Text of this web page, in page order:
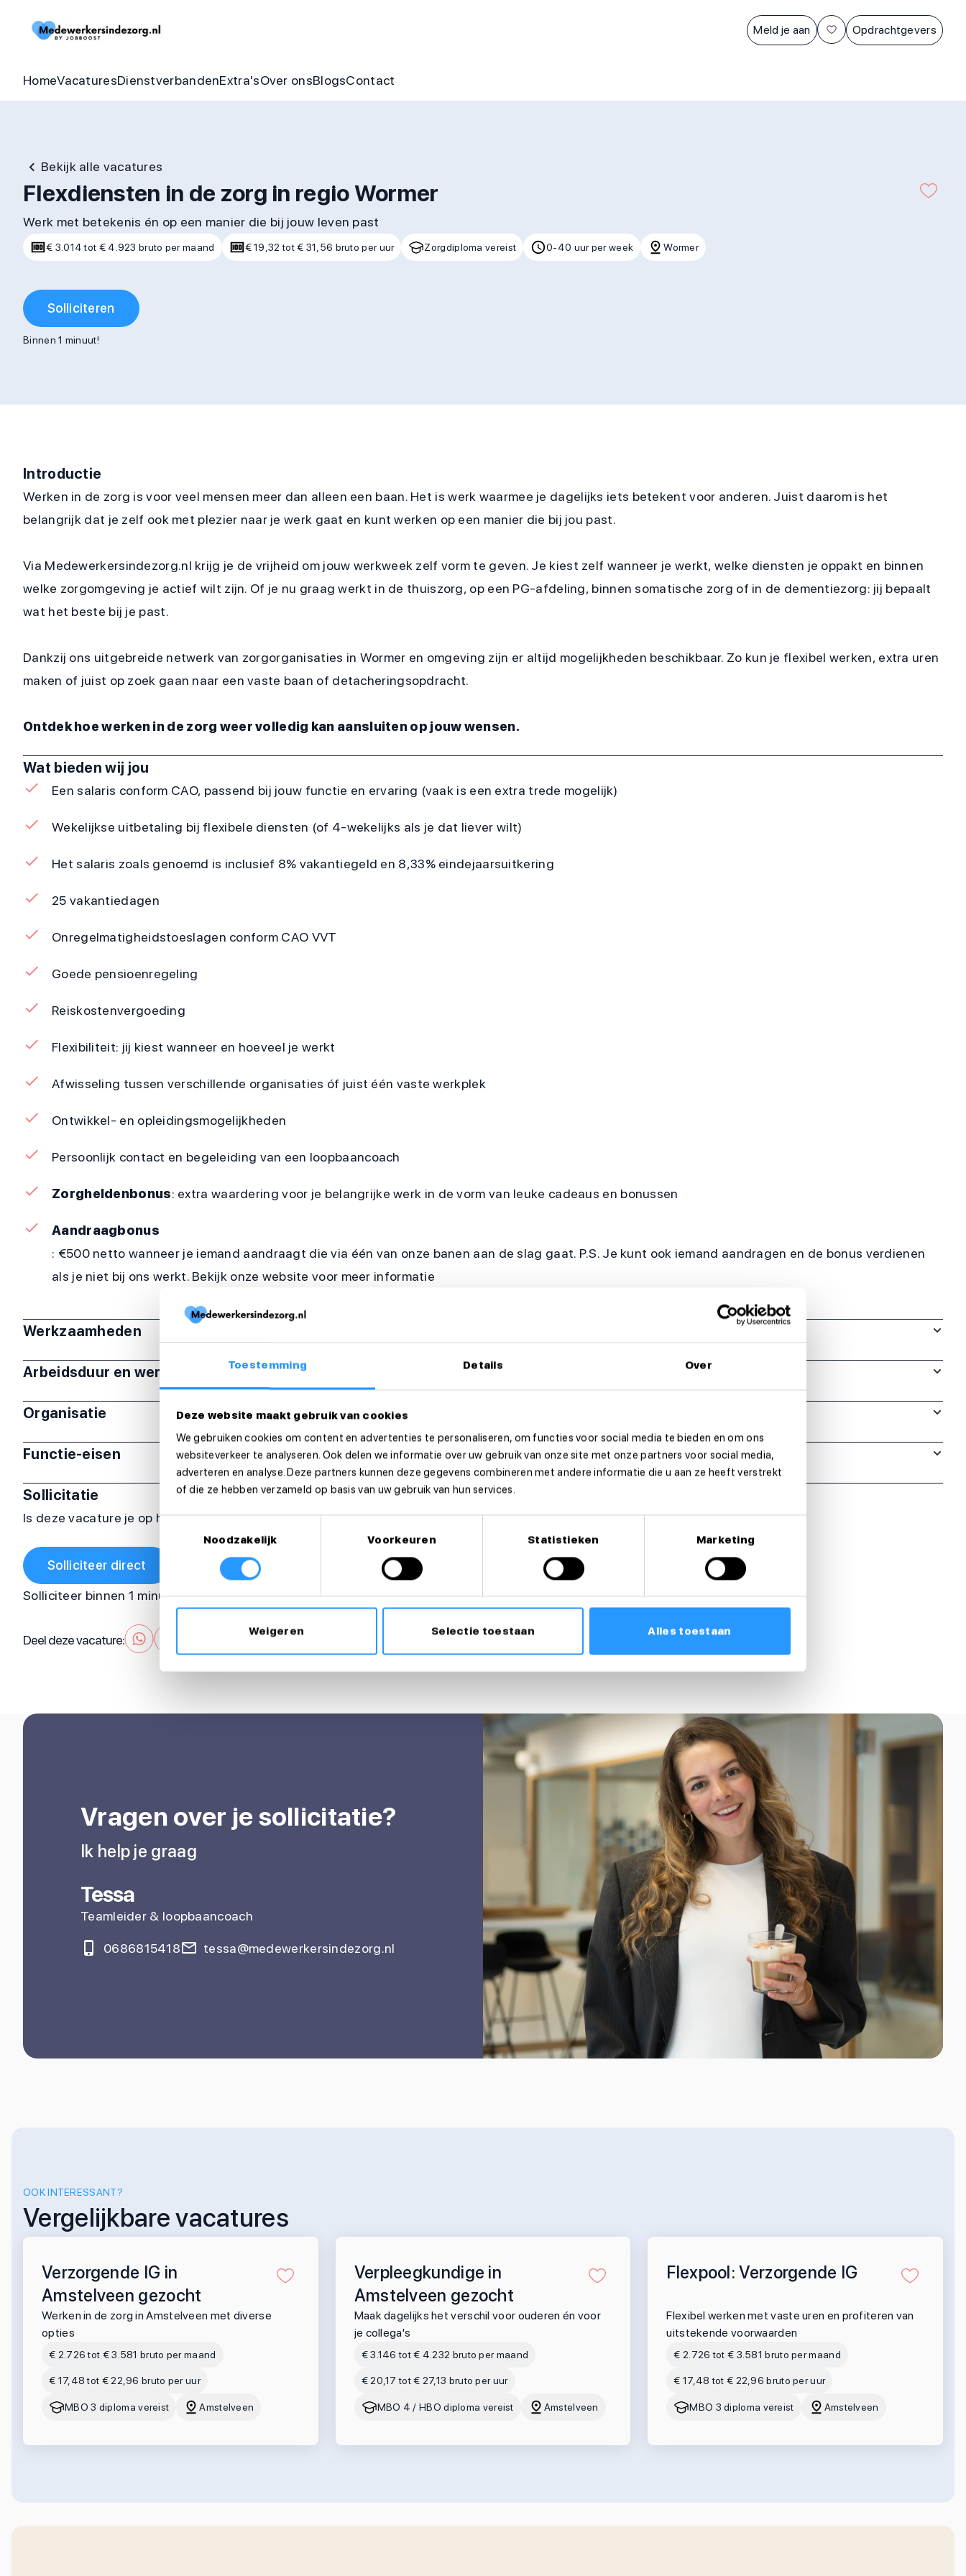
Toestemming Details Over
Deze website maakt gebruik van cookies
We gebruiken cookies om content en advertenties te personaliseren, om functies voor social media te bieden en om ons
websiteverkeer te analyseren. Ook delen we informatie over uw gebruik van onze site met onze partners voor social media,
adverteren en analyse. Deze partners kunnen deze gegevens combineren met andere informatie die u aan ze heeft verstrekt
of die ze hebben verzameld op basis van uw gebruik van hun services.
Noodzakelijk
Voorkeuren Statistieken Marketing
Weigeren Selectie toestaan Alles toestaan
Meld je aan Opdrachtgevers
HomeVacatures
Begeleider vacatures
Thuishulp vacatures
Dienstverbanden
Detachering
In dienst zorgorganisatie
Extra's
Aandraagbonus
Over ons
Trainingen & cursussen
BlogsContact
Bekijk alle vacatures
Flexdiensten in de zorg in regio Wormer
Werk met betekenis én op een manier die bij jouw leven past
€ 3.014 tot € 4.923 bruto per maand € 19,32 tot € 31,56 bruto per uur Zorgdiploma vereist 0-40 uur per week Wormer
Solliciteren
Binnen 1 minuut!
Introductie
Werken in de zorg is voor veel mensen meer dan alleen een baan. Het is werk waarmee je dagelijks iets betekent voor anderen. Juist daarom is het
belangrijk dat je zelf ook met plezier naar je werk gaat en kunt werken op een manier die bij jou past.
Via Medewerkersindezorg.nl krijg je de vrijheid om jouw werkweek zelf vorm te geven. Je kiest zelf wanneer je werkt, welke diensten je oppakt en binnen
welke zorgomgeving je actief wilt zijn. Of je nu graag werkt in de thuiszorg, op een PG-afdeling, binnen somatische zorg of in de dementiezorg: jij bepaalt
wat het beste bij je past.
Dankzij ons uitgebreide netwerk van zorgorganisaties in Wormer en omgeving zijn er altijd mogelijkheden beschikbaar. Zo kun je flexibel werken, extra uren
maken of juist op zoek gaan naar een vaste baan of detacheringsopdracht.
Ontdek hoe werken in de zorg weer volledig kan aansluiten op jouw wensen.
Wat bieden wij jou
Een salaris conform CAO, passend bij jouw functie en ervaring (vaak is een extra trede mogelijk)
Wekelijkse uitbetaling bij flexibele diensten (of 4-wekelijks als je dat liever wilt)
Het salaris zoals genoemd is inclusief 8% vakantiegeld en 8,33% eindejaarsuitkering
25 vakantiedagen
Onregelmatigheidstoeslagen conform CAO VVT
Goede pensioenregeling
Reiskostenvergoeding
Flexibiliteit: jij kiest wanneer en hoeveel je werkt
Afwisseling tussen verschillende organisaties óf juist één vaste werkplek
Ontwikkel- en opleidingsmogelijkheden
Persoonlijk contact en begeleiding van een loopbaancoach
Zorgheldenbonus: extra waardering voor je belangrijke werk in de vorm van leuke cadeaus en bonussen
Aandraagbonus
: €500 netto wanneer je iemand aandraagt die via één van onze banen aan de slag gaat. P.S. Je kunt ook iemand aandragen en de bonus verdienen
als je niet bij ons werkt. Bekijk onze website voor meer informatie
Werkzaamheden
Arbeidsduur en werktijden
Organisatie
Functie-eisen
Sollicitatie
Is deze vacature je op het lijf geschreven? Solliciteer dan direct!
Solliciteer direct
Solliciteer binnen 1 minuut
Deel deze vacature:
Vragen over je sollicitatie?
Ik help je graag
Tessa
Teamleider & loopbaancoach
0686815418 tessa@medewerkersindezorg.nl
OOK INTERESSANT?
Vergelijkbare vacatures
Verzorgende IG in
Amstelveen gezocht
Werken in de zorg in Amstelveen met diverse
opties
€ 2.726 tot € 3.581 bruto per maand
€ 17,48 tot € 22,96 bruto per uur
MBO 3 diploma vereist Amstelveen
Verpleegkundige in
Amstelveen gezocht
Maak dagelijks het verschil voor ouderen én voor
je collega's
€ 3.146 tot € 4.232 bruto per maand
€ 20,17 tot € 27,13 bruto per uur
MBO 4 / HBO diploma vereist Amstelveen
Flexpool: Verzorgende IG
Flexibel werken met vaste uren en profiteren van
uitstekende voorwaarden
€ 2.726 tot € 3.581 bruto per maand
€ 17,48 tot € 22,96 bruto per uur
MBO 3 diploma vereist Amstelveen